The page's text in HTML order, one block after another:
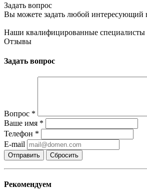
Задать вопрос
Вы можете задать любой интересующий
Наши квалифицированные специалисты
Отзывы
Задать вопрос
Вопрос *
Ваше имя *
Телефон *
E-mail
Сбросить
Рекомендуем